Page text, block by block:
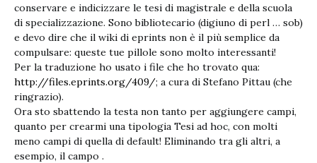
conservare e indicizzare le tesi di magistrale e della scuola
di specializzazione. Sono bibliotecario (digiuno di perl … sob)
e devo dire che il wiki di eprints non è il più semplice da
compulsare: queste tue pillole sono molto interessanti!
Per la traduzione ho usato i file che ho trovato qua:
http://files.eprints.org/409/; a cura di Stefano Pittau (che
ringrazio).
Ora sto sbattendo la testa non tanto per aggiungere campi,
quanto per crearmi una tipologia Tesi ad hoc, con molti
meno campi di quella di default! Eliminando tra gli altri, a
esempio, il campo .